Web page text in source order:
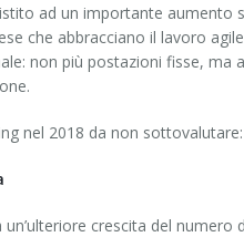
ad un importante aumento
che abbracciano il lavoro
non più postazioni fisse,
nel 2018 da non sottovalutare:
crescita del